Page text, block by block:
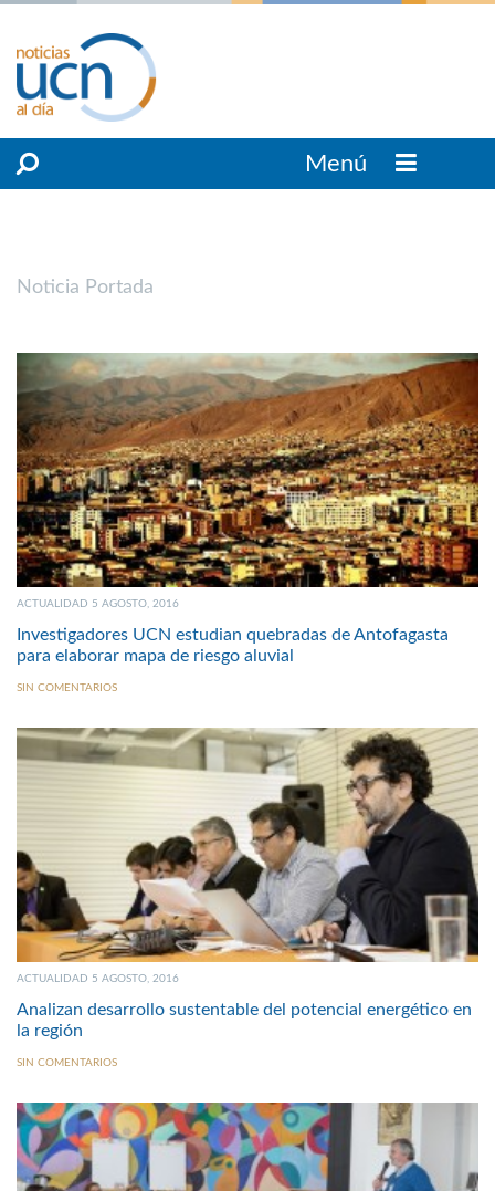
Menú
Noticia Portada
ACTUALIDAD 5 AGOSTO, 2016
Investigadores UCN estudian quebradas de Antofagasta
para elaborar mapa de riesgo aluvial
SIN COMENTARIOS
ACTUALIDAD 5 AGOSTO, 2016
Analizan desarrollo sustentable del potencial energético en
la región
SIN COMENTARIOS